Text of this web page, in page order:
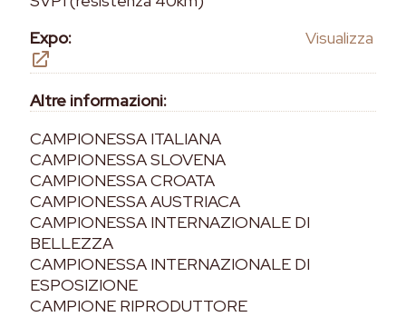
Expo:
Visualizza
Altre informazioni:
CAMPIONESSA ITALIANA
CAMPIONESSA SLOVENA
CAMPIONESSA CROATA
CAMPIONESSA AUSTRIACA
CAMPIONESSA INTERNAZIONALE DI
BELLEZZA
CAMPIONESSA INTERNAZIONALE DI
ESPOSIZIONE
CAMPIONE RIPRODUTTORE